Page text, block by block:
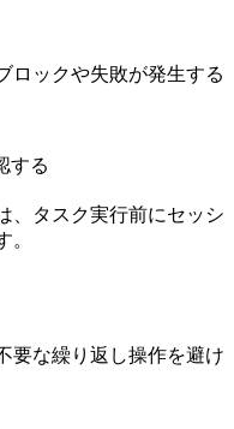
ロックや失敗が発生する
する
、タスク実行前にセッシ
。
要な繰り返し操作を避け